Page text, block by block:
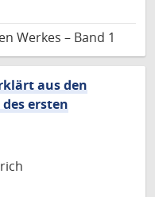
Werkes – Band 1
aus den
ersten